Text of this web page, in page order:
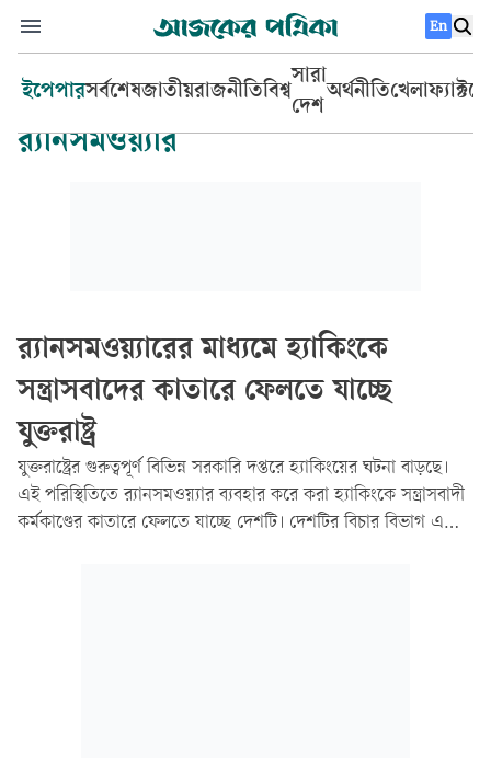
En
ইপেপারসর্বশেষজাতীয়রাজনীতিবিশ্ব
সারা
দেশ
অর্থনীতিখেলা
র‍্যানসমওয়্যার
র‍্যানসমওয়্যারের মাধ্যমে হ্যাকিংকে
সন্ত্রাসবাদের কাতারে ফেলতে যাচ্ছে
যুক্তরাষ্ট্র
যুক্তরাষ্ট্রের গুরুত্বপূর্ণ বিভিন্ন সরকারি দপ্তরে হ্যাকিংয়ের ঘটনা বাড়ছে।
এই পরিস্থিতিতে র‍্যানসমওয়্যার ব্যবহার করে করা হ্যাকিংকে সন্ত্রাসবাদী
কর্মকাণ্ডের কাতারে ফেলতে যাচ্ছে দেশটি। দেশটির বিচার বিভাগ এ